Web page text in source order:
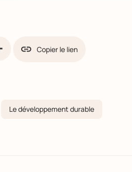
Copier le lien
Le développement durable